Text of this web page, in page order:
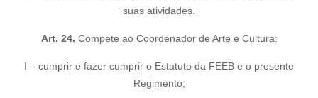
suas atividades.
Art. 24. Compete ao Coordenador de Arte e Cultura:
I – cumprir e fazer cumprir o Estatuto da FEEB e o presente
Regimento;